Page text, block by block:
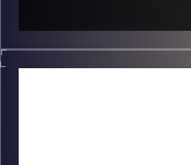
רצפה לפעמים
יחסים רומנטיות
ובדרך – מאבדות
את הרגע שבו
את עצמנו – במקום